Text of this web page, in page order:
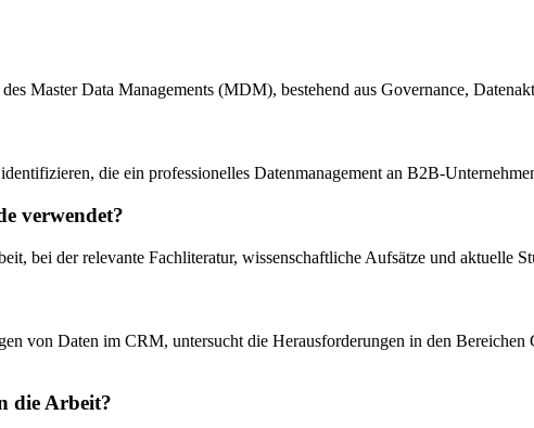
Master Data Managements (MDM), bestehend aus Governance,
die ein professionelles Datenmanagement an B2B-
verwendet?
bei der relevante Fachliteratur, wissenschaftliche Aufsätze und aktuelle
von Daten im CRM, untersucht die Herausforderungen in den
die Arbeit?